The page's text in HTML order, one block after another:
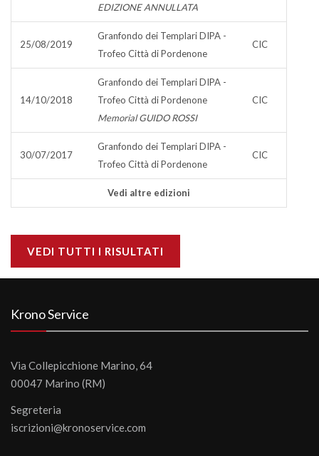
EDIZIONE ANNULLATA
25/08/2019
Granfondo dei Templari DIPA -
Trofeo Città di Pordenone
CIC
14/10/2018
Granfondo dei Templari DIPA -
Trofeo Città di Pordenone
Memorial GUIDO ROSSI
CIC
30/07/2017
Granfondo dei Templari DIPA -
Trofeo Città di Pordenone
CIC
Vedi altre edizioni
VEDI TUTTI I RISULTATI
Krono Service
Via Collepicchione Marino, 64
00047 Marino (RM)
Segreteria
iscrizioni@kronoservice.com